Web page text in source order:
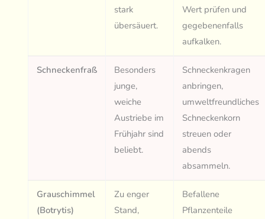
stark
übersäuert.
Wert prüfen und
gegebenenfalls
aufkalken.
Schneckenfraß
Besonders
junge,
weiche
Austriebe im
Frühjahr sind
beliebt.
Schneckenkragen
anbringen,
umweltfreundliches
Schneckenkorn
streuen oder
abends
absammeln.
Grauschimmel
(Botrytis)
Zu enger
Stand,
Befallene
Pflanzenteile